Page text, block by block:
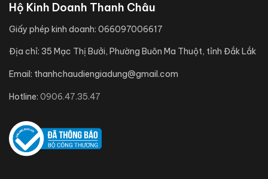
Hộ Kinh Doanh Thanh Châu
Giấy phép kinh doanh: 066097006617
Địa chỉ: 35 Mạc Thị Bưởi, Phường Buôn Ma Thuột, tỉnh Đắk Lắk
Email: thanhchaudiengiadung@gmail.com
Hotline: 0906.47.35.47